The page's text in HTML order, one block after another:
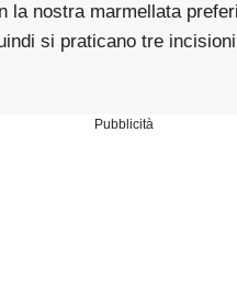
la nostra marmellata
si praticano tre
Pubblicità